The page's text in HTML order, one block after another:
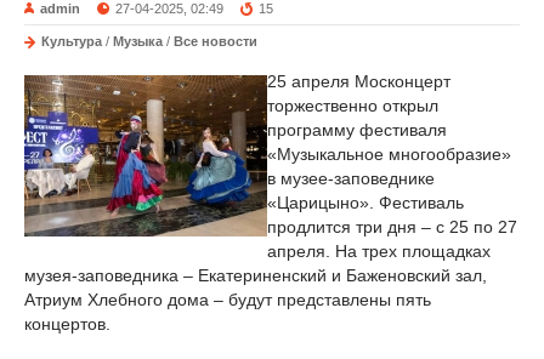
admin 27-04-2025, 02:49 15
Культура / Музыка / Все новости
25 апреля Москонцерт
торжественно открыл
программу фестиваля
«Музыкальное многообразие»
в музее-заповеднике
«Царицыно». Фестиваль
продлится три дня – с 25 по 27
апреля. На трех площадках
музея-заповедника – Екатериненский и Баженовский зал,
Атриум Хлебного дома – будут представлены пять
концертов.